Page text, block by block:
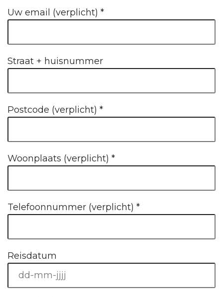
Uw email (verplicht) *
Straat + huisnummer
Postcode (verplicht) *
Woonplaats (verplicht) *
Telefoonnummer (verplicht) *
Reisdatum